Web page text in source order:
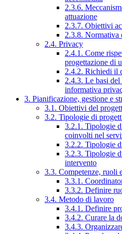
2.3.6.
attuazione
2.3.7. Obiettivi
2.3.8. Normativa
2.4. Privacy
2.4.1. Come
progettazione di
2.4.2. Richiedi il
2.4.3. Le basi
informativa
3. Pianificazione, gestione e
3.1. Obiettivi del
3.2. Tipologie di
3.2.1. Tipologie
coinvolti nel
3.2.2. Tipologie
3.2.3. Tipologie
intervento
3.3. Competenze, ruoli
3.3.1.
3.3.2. Definire
3.4. Metodo di lavoro
3.4.1. Definire
3.4.2. Curare la
3.4.3.